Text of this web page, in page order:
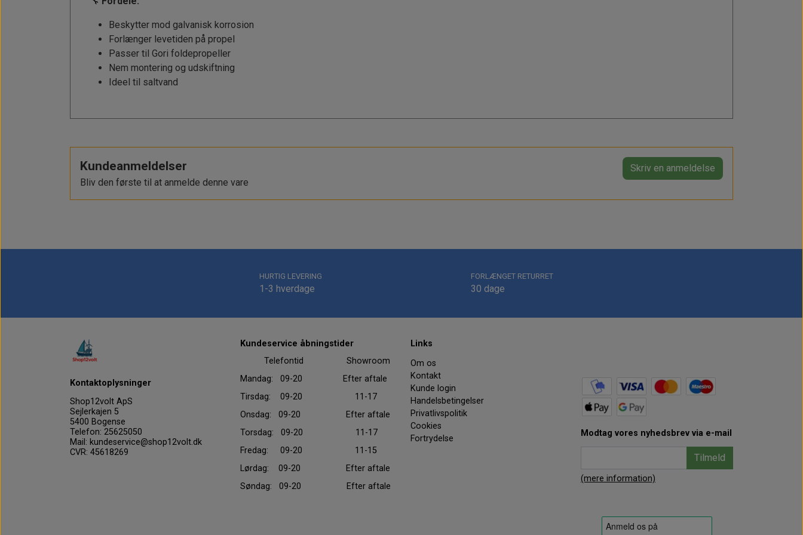
Paneler & Kontakter
Sikringer
Tilbehør
Brændstoftank
Gori propeller
instrumenter
Børster & Svampe m.m.
El-artikler
Strøm
Gavekort
Udlejning af bådudstyr
Forhandler login
Beskytter mod galvanisk korrosion
Forlænger levetiden på propel
Passer til Gori foldepropeller
Nem montering og udskiftning
Ideel til saltvand
Skriv en anmeldelse
Kundeanmeldelser
Bliv den første til at anmelde denne vare
HURTIG LEVERING
1-3 hverdage
FORLÆNGET RETURRET
30 dage
Kontaktoplysninger
Shop12volt ApS
Sejlerkajen 5
5400 Bogense
Telefon: 25625050
Mail: kundeservice@shop12volt.dk
CVR: 45618269
Kundeservice åbningstider
Telefontid Showroom
Mandag: 09-20 Efter aftale
Tirsdag: 09-20 11-17
Onsdag: 09-20 Efter aftale
Torsdag: 09-20 11-17
Fredag: 09-20 11-15
Lørdag: 09-20 Efter aftale
Søndag: 09-20 Efter aftale
Links
Om os
Kontakt
Kunde login
Handelsbetingelser
Privatlivspolitik
Cookies
Fortrydelse
Modtag vores nyhedsbrev via e-mail
Tilmeld
(mere information)